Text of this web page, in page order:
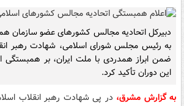
دبیرکل اتحادیه مجالس کشورهای عضو سازمان
به رئیس مجلس شورای اسلامی، شهادت رهبر
ضمن ابراز همدردی با ملت ایران، بر همبستگی
این دوران تأکید کرد.
به گزارش مشرق، در پی شهادت رهبر انقلاب